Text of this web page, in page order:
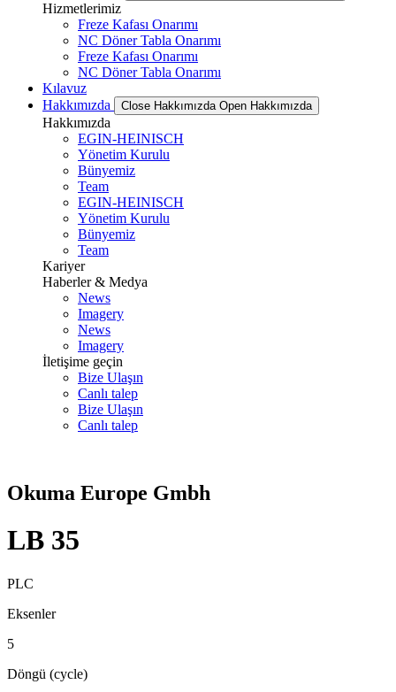
Hizmetlerimiz
Freze Kafası Onarımı
NC Döner Tabla Onarımı
Freze Kafası Onarımı
NC Döner Tabla Onarımı
Kılavuz
Hakkımızda
Close Hakkımızda Open Hakkımızda
Hakkımızda
EGIN-HEINISCH
Yönetim Kurulu
Bünyemiz
Team
EGIN-HEINISCH
Yönetim Kurulu
Bünyemiz
Team
Kariyer
Haberler & Medya
News
Imagery
News
Imagery
İletişime geçin
Bize Ulaşın
Canlı talep
Bize Ulaşın
Canlı talep
Okuma Europe Gmbh
LB 35
PLC
Eksenler
5
Döngü (cycle)